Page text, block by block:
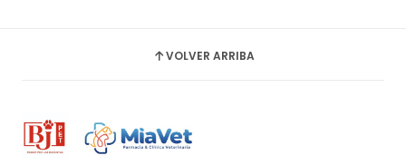
VOLVER ARRIBA